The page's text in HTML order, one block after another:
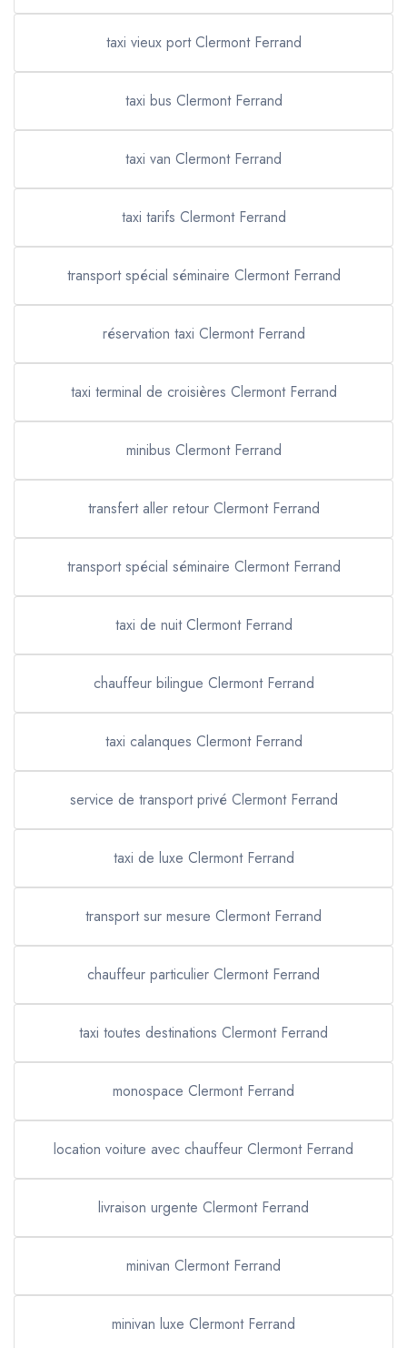
taxi vieux port Clermont Ferrand
taxi bus Clermont Ferrand
taxi van Clermont Ferrand
taxi tarifs Clermont Ferrand
transport spécial séminaire Clermont Ferrand
réservation taxi Clermont Ferrand
taxi terminal de croisières Clermont Ferrand
minibus Clermont Ferrand
transfert aller retour Clermont Ferrand
transport spécial séminaire Clermont Ferrand
taxi de nuit Clermont Ferrand
chauffeur bilingue Clermont Ferrand
taxi calanques Clermont Ferrand
service de transport privé Clermont Ferrand
taxi de luxe Clermont Ferrand
transport sur mesure Clermont Ferrand
chauffeur particulier Clermont Ferrand
taxi toutes destinations Clermont Ferrand
monospace Clermont Ferrand
location voiture avec chauffeur Clermont Ferrand
livraison urgente Clermont Ferrand
minivan Clermont Ferrand
minivan luxe Clermont Ferrand